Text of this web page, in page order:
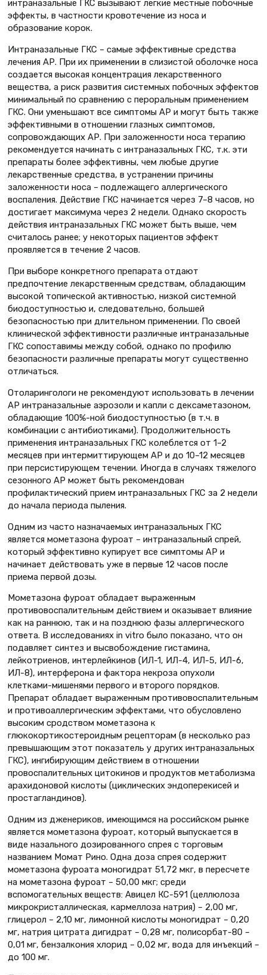
интраназальные ГКС вызывают легкие местные побочные
эффекты, в частности кровотечение из носа и
образование корок.
Интраназальные ГКС – самые эффективные средства
лечения АР. При их применении в слизистой оболочке носа
создается высокая концентрация лекарственного
вещества, а риск развития системных побочных эффектов
минимальный по сравнению с пероральным применением
ГКС. Они уменьшают все симптомы АР и могут быть также
эффективными в отношении глазных симптомов,
сопровождающих АР. При заложенности носа терапию
рекомендуется начинать с интраназальных ГКС, т.к. эти
препараты более эффективны, чем любые другие
лекарственные средства, в устранении причины
заложенности носа – подлежащего аллергического
воспаления. Действие ГКС начинается через 7–8 часов, но
достигает максимума через 2 недели. Однако скорость
действия интраназальных ГКС может быть выше, чем
считалось ранее; у некоторых пациентов эффект
проявляется в течение 2 часов.
При выборе конкретного препарата отдают
предпочтение лекарственным средствам, обладающим
высокой топической активностью, низкой системной
биодоступностью и, следовательно, большей
безопасностью при длительном применении. По своей
клинической эффективности различные интраназальные
ГКС сопоставимы между собой, однако по профилю
безопасности различные препараты могут существенно
отличаться.
Отоларингологи не рекомендуют использовать в лечении
АР интраназальные аэрозоли и капли с дексаметазоном,
обладающие 100%-ной биодоступностью (в т.ч. в
комбинации с антибиотиками). Продолжительность
применения интраназальных ГКС колеблется от 1–2
месяцев при интермиттирующем АР и до 10–12 месяцев
при персистирующем течении. Иногда в случаях тяжелого
сезонного АР может быть рекомендован
профилактический прием интраназальных ГКС за 2 недели
до начала периода пыления.
Одним из часто назначаемых интраназальных ГКС
является мометазона фуроат – интраназальный спрей,
который эффективно купирует все симптомы АР и
начинает действовать уже в первые 12 часов после
приема первой дозы.
Мометазона фуроат обладает выраженным
противовоспалительным действием и оказывает влияние
как на раннюю, так и на позднюю фазы аллергического
ответа. В исследованиях in vitro было показано, что он
подавляет синтез и высвобождение гистамина,
лейкотриенов, интерлейкинов (ИЛ-1, ИЛ-4, ИЛ-5, ИЛ-6,
ИЛ-8), интерферона и фактора некроза опухоли
клетками-мишенями первого и второго порядков.
Препарат обладает выраженным противовоспалительным
и противоаллергическим эффектами, что обусловлено
высоким сродством мометазона к
глюкокортикостероидным рецепторам (в несколько раз
превышающим этот показатель у других интраназальных
ГКС), ингибирующим действием в отношении
провоспалительных цитокинов и продуктов метаболизма
арахидоновой кислоты (циклических эндоперекисей и
простагландинов).
Одним из дженериков, имеющимся на российском рынке
является мометазона фуроат, который выпускается в
виде назального дозированного спрея с торговым
названием Момат Рино. Одна доза спрея содержит
мометазона фуроата моногидрат 51,72 мкг, в пересчете
на мометазона фуроат – 50,00 мкг; среди
вспомогательных веществ: Авицел КС-591 (целлюлоза
микрокристаллическая, кармеллоза натрия) – 2,00 мг,
глицерол – 2,10 мг, лимонной кислоты моногидрат – 0,20
мг, натрия цитрата дигидрат – 0,28 мг, полисорбат-80 –
0,01 мг, бензалкония хлорид – 0,02 мг, вода для инъекций –
до 100 мг.